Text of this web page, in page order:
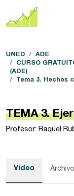
UNED
ADE
CURSO
(ADE)
Tema 3. Hechos
TEMA 3.
Profesor: Raquel
Video